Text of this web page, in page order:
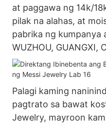
at paggawa ng 14k/
pilak na alahas, at
pabrika ng kumpanya
WUZHOU, GUANGXI,
Palagi kaming
pagtrato sa bawat
Jewelry, mayroon